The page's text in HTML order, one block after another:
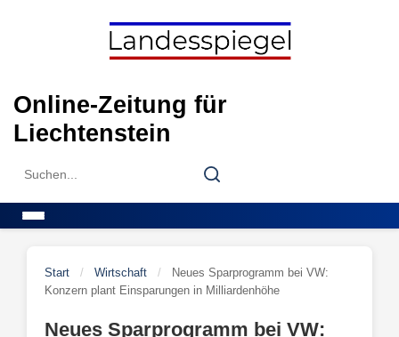
Online-Zeitung für
Liechtenstein
Search
Search
Start / Wirtschaft /
Neues Sparprogramm bei VW:
Konzern plant Einsparungen in Milliardenhöhe
Neues Sparprogramm bei VW: